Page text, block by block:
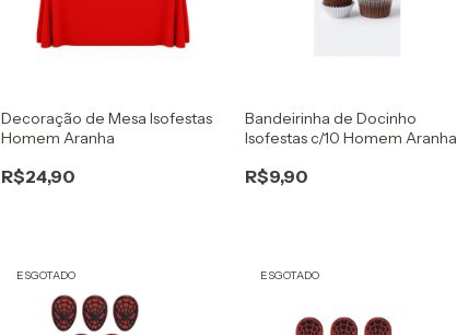
Decoração de Mesa Isofestas
Homem Aranha
R$24,90
Bandeirinha de Docinho
Isofestas c/10 Homem Aranha
R$9,90
ESGOTADO ESGOTADO